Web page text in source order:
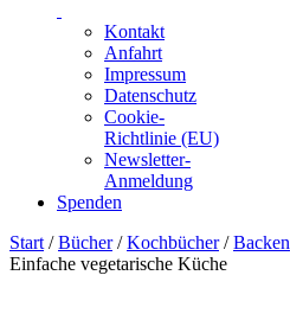
Kontakt
Anfahrt
Impressum
Datenschutz
Cookie-
Richtlinie (EU)
Newsletter-
Anmeldung
Spenden
Skip
to
Start /Bücher/Kochbücher/Backen
Einfache vegetarische Küche